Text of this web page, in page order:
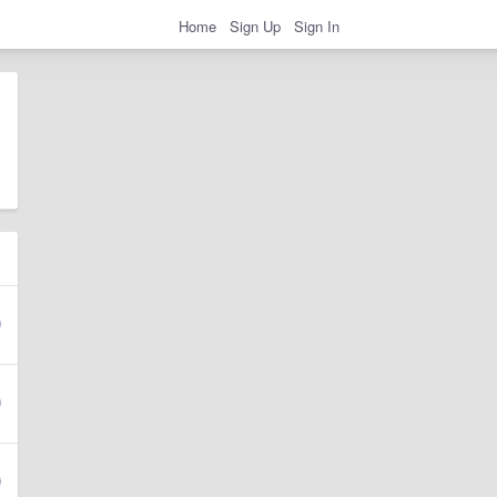
Home Sign Up Sign In